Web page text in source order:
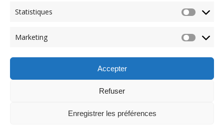
Statistiques
Marketing
Accepter
Refuser
Enregistrer les préférences
Navigation
de
l'article
Previous:
post:
© 2026 Maison des Jeunes de Boucherville.